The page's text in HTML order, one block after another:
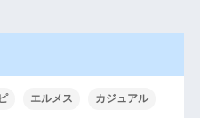
エルメス カジュアル